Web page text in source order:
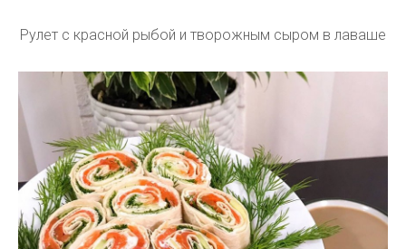
Рулет с красной рыбой и творожным сыром в лаваше